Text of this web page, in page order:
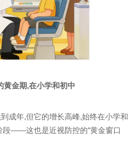
黄金期,在小学和初中
成年,但它的增长高峰,始终在小学和
段——这也是近视防控的“黄金窗口